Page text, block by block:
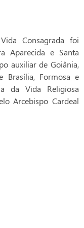
Consagrada foi
Aparecida e Santa
auxiliar de Goiânia,
Brasília, Formosa e
da Vida Religiosa
Arcebispo Cardeal